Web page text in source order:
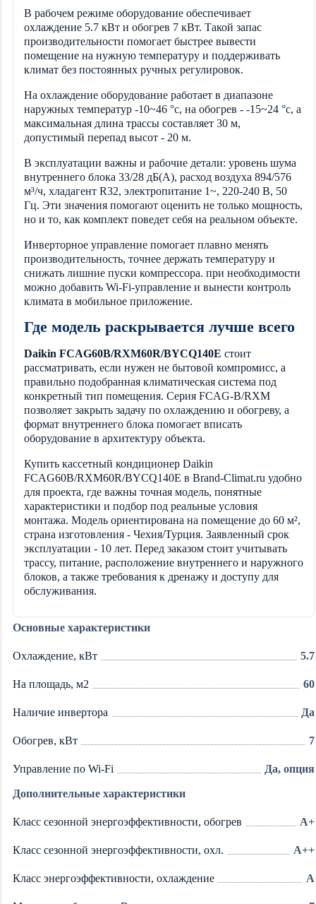
В рабочем режиме оборудование обеспечивает
охлаждение 5.7 кВт и обогрев 7 кВт. Такой запас
производительности помогает быстрее вывести
помещение на нужную температуру и поддерживать
климат без постоянных ручных регулировок.
На охлаждение оборудование работает в диапазоне
наружных температур -10~46 °c, на обогрев - -15~24 °c, а
максимальная длина трассы составляет 30 м,
допустимый перепад высот - 20 м.
В эксплуатации важны и рабочие детали: уровень шума
внутреннего блока 33/28 дБ(А), расход воздуха 894/576
м³/ч, хладагент R32, электропитание 1~, 220-240 В, 50
Гц. Эти значения помогают оценить не только мощность,
но и то, как комплект поведет себя на реальном объекте.
Инверторное управление помогает плавно менять
производительность, точнее держать температуру и
снижать лишние пуски компрессора. при необходимости
можно добавить Wi-Fi-управление и вынести контроль
климата в мобильное приложение.
Где модель раскрывается лучше всего
Daikin FCAG60B/RXM60R/BYCQ140E стоит
рассматривать, если нужен не бытовой компромисс, а
правильно подобранная климатическая система под
конкретный тип помещения. Серия FCAG-B/RXM
позволяет закрыть задачу по охлаждению и обогреву, а
формат внутреннего блока помогает вписать
оборудование в архитектуру объекта.
Купить кассетный кондиционер Daikin
FCAG60B/RXM60R/BYCQ140E в Brand-Climat.ru удобно
для проекта, где важны точная модель, понятные
характеристики и подбор под реальные условия
монтажа. Модель ориентирована на помещение до 60 м²,
страна изготовления - Чеxия/Турция. Заявленный срок
эксплуатации - 10 лет. Перед заказом стоит учитывать
трассу, питание, расположение внутреннего и наружного
блоков, а также требования к дренажу и доступу для
обслуживания.
Основные характеристики
Охлаждение, кВт 5.7
На площадь, м2 60
Наличие инвертора Да
Обогрев, кВт 7
Управление по Wi-Fi Да, опция
Дополнительные характеристики
Класс сезонной энергоэффективности, обогрев A+
Класс сезонной энергоэффективности, охл. A++
Класс энергоэффективности, охлаждение A